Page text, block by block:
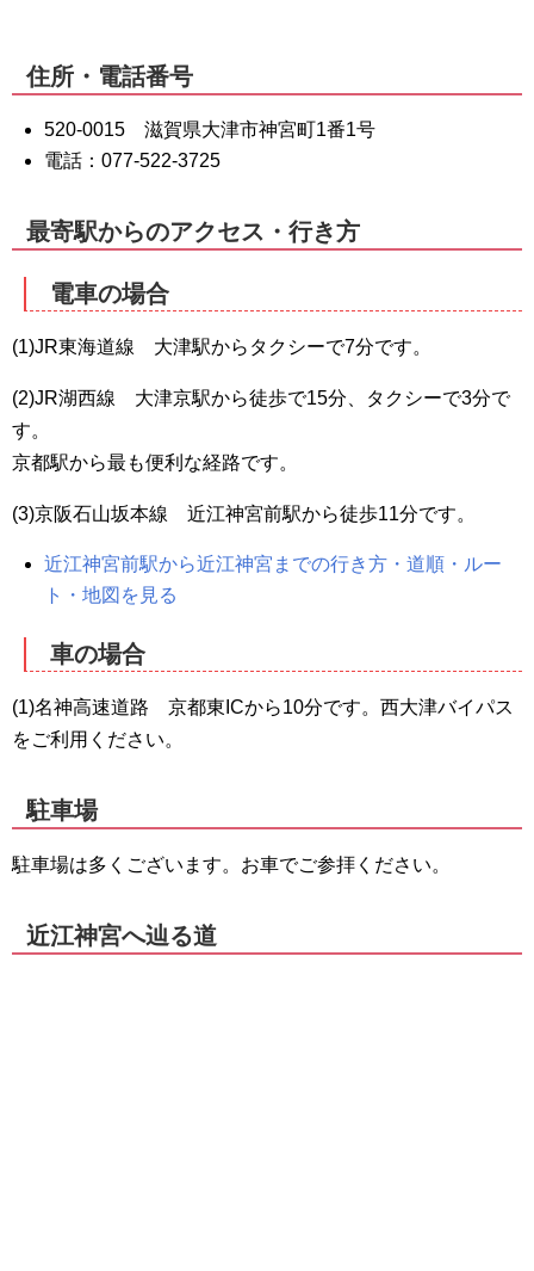
住所・電話番号
520-0015 滋賀県大津市神宮町1番1号
電話：077-522-3725
最寄駅からのアクセス・行き方
電車の場合
(1)JR東海道線 大津駅からタクシーで7分です。
(2)JR湖西線 大津京駅から徒歩で15分、タクシーで3分で
す。
京都駅から最も便利な経路です。
(3)京阪石山坂本線 近江神宮前駅から徒歩11分です。
近江神宮前駅から近江神宮までの行き方・道順・ルー
ト・地図を見る
車の場合
(1)名神高速道路 京都東ICから10分です。西大津バイパス
をご利用ください。
駐車場
駐車場は多くございます。お車でご参拝ください。
近江神宮へ辿る道